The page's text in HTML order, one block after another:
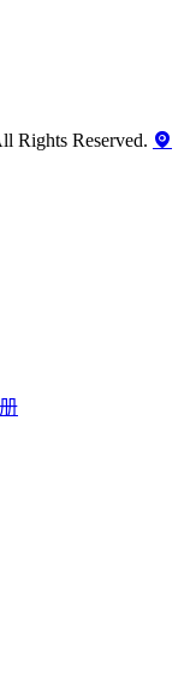
Rights Reserved.